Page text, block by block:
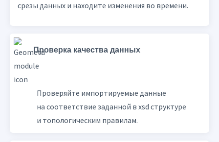
срезы данных и находите изменения во времени.
Проверка качества данных
Проверяйте импортируемые данные
на соответствие заданной в xsd структуре
и топологическим правилам.